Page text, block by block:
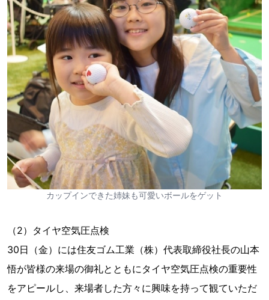
カップインできた姉妹も可愛いボールをゲット
（2）タイヤ空気圧点検
30日（金）には住友ゴム工業（株）代表取締役社長の山本
悟が皆様の来場の御礼とともにタイヤ空気圧点検の重要性
をアピールし、来場者した方々に興味を持って観ていただ